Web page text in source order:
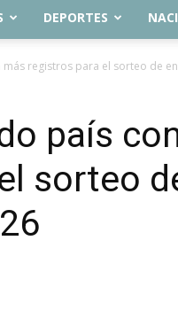
DEPORTES
más registros para el sorteo de
país
sorteo